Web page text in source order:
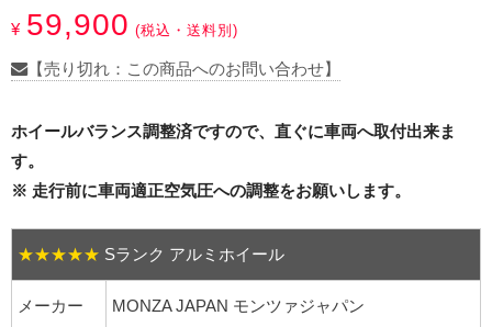
15インチ：夏タイヤホイール
16インチ：夏タイヤホイール
17インチ：夏タイヤホイール
19インチ：夏タイヤホイール
20インチ：夏タイヤホイール
¥ 59,900 (税込・送料別)
【売り切れ：この商品へのお問い合わせ】
ホイールバランス調整済ですので、直ぐに車両へ取付出来ま
す。
※ 走行前に車両適正空気圧への調整をお願いします。
★★★★★ Sランク アルミホイール
メーカー MONZA JAPAN モンツァジャパン